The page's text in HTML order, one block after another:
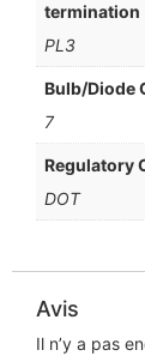
termination
PL3
Bulb/Diode
7
Regulatory
DOT
Avis
Il n’y a pas